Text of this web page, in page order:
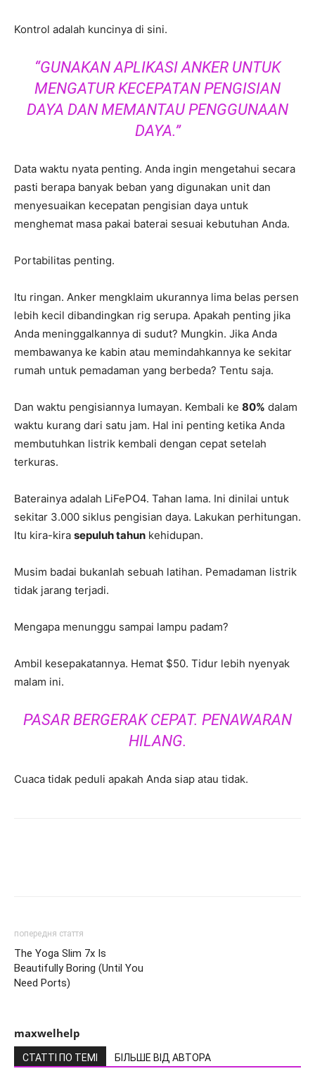
Kontrol adalah kuncinya di sini.
“GUNAKAN APLIKASI ANKER UNTUK
MENGATUR KECEPATAN PENGISIAN
DAYA DAN MEMANTAU PENGGUNAAN
DAYA.”
Data waktu nyata penting. Anda ingin mengetahui secara
pasti berapa banyak beban yang digunakan unit dan
menyesuaikan kecepatan pengisian daya untuk
menghemat masa pakai baterai sesuai kebutuhan Anda.
Portabilitas penting.
Itu ringan. Anker mengklaim ukurannya lima belas persen
lebih kecil dibandingkan rig serupa. Apakah penting jika
Anda meninggalkannya di sudut? Mungkin. Jika Anda
membawanya ke kabin atau memindahkannya ke sekitar
rumah untuk pemadaman yang berbeda? Tentu saja.
Dan waktu pengisiannya lumayan. Kembali ke 80% dalam
waktu kurang dari satu jam. Hal ini penting ketika Anda
membutuhkan listrik kembali dengan cepat setelah
terkuras.
Baterainya adalah LiFePO4. Tahan lama. Ini dinilai untuk
sekitar 3.000 siklus pengisian daya. Lakukan perhitungan.
Itu kira-kira sepuluh tahun kehidupan.
Musim badai bukanlah sebuah latihan. Pemadaman listrik
tidak jarang terjadi.
Mengapa menunggu sampai lampu padam?
Ambil kesepakatannya. Hemat $50. Tidur lebih nyenyak
malam ini.
PASAR BERGERAK CEPAT. PENAWARAN
HILANG.
Cuaca tidak peduli apakah Anda siap atau tidak.
попередня стаття
The Yoga Slim 7x Is
Beautifully Boring (Until You
Need Ports)
maxwelhelp
СТАТТІ ПО ТЕМІ БІЛЬШЕ ВІД АВТОРА